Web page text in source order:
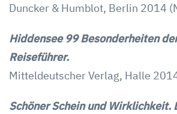
Duncker & Humblot, Berlin 2014
Hiddensee 99 Besonderheiten
Reiseführer.
Mitteldeutscher Verlag, Halle
Schöner Schein und Wirklichkeit.